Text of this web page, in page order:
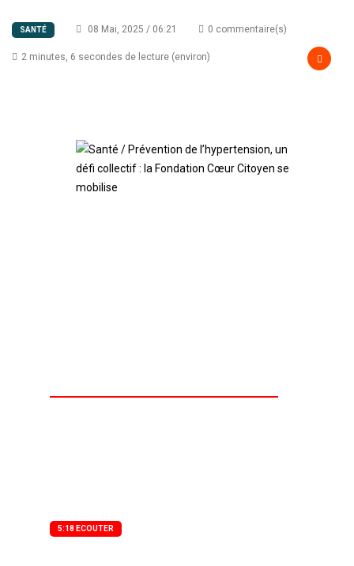
SANTÉ 08 Mai, 2025 / 06:21 0 commentaire(s)
2 minutes, 6 secondes de lecture (environ)
5:18 ECOUTER